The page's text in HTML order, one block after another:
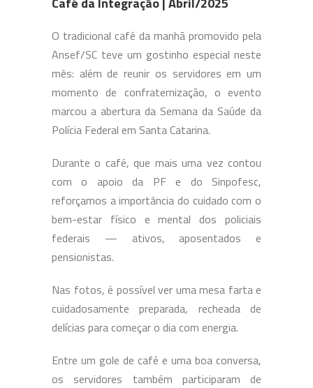
O tradicional café da manhã promovido pela
Ansef/SC teve um gostinho especial neste
mês: além de reunir os servidores em um
momento de confraternização, o evento
marcou a abertura da Semana da Saúde da
Polícia Federal em Santa Catarina.
Durante o café, que mais uma vez contou
com o apoio da PF e do Sinpofesc,
reforçamos a importância do cuidado com o
bem-estar físico e mental dos policiais
federais — ativos, aposentados e
pensionistas.
Nas fotos, é possível ver uma mesa farta e
cuidadosamente preparada, recheada de
delícias para começar o dia com energia.
Entre um gole de café e uma boa conversa,
os servidores também participaram de